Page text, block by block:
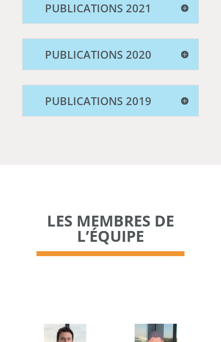
PUBLICATIONS 2021
PUBLICATIONS 2020
PUBLICATIONS 2019
LES MEMBRES DE
L’ÉQUIPE